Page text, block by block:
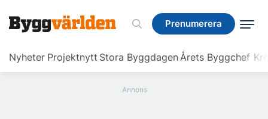
Prenumerera
Nyheter Projektnytt Stora ByggdagenÅrets Byggchef
Prenumerera